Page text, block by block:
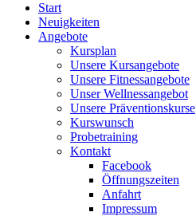
Start
Neuigkeiten
Angebote
Kursplan
Unsere Kursangebote
Unsere Fitnessangebote
Unser Wellnessangebot
Unsere Präventionskurse
Kurswunsch
Probetraining
Kontakt
Facebook
Öffnungszeiten
Anfahrt
Impressum